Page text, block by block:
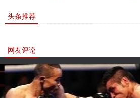
头条推荐
网友评论